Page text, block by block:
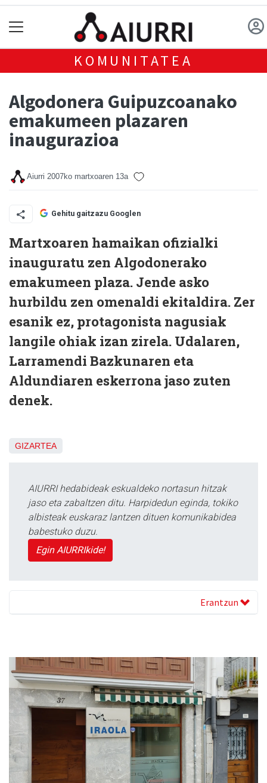
KOMUNITATEA
Algodonera Guipuzcoanako
emakumeen plazaren
inaugurazioa
Aiurri 2007ko martxoaren 13a
Gehitu gaitzazu Googlen
Martxoaren hamaikan ofizialki
inauguratu zen Algodonerako
emakumeen plaza. Jende asko
hurbildu zen omenaldi ekitaldira. Zer
esanik ez, protagonista nagusiak
langile ohiak izan zirela. Udalaren,
Larramendi Bazkunaren eta
Aldundiaren eskerrona jaso zuten
denek.
GIZARTEA
AIURRI hedabideak eskualdeko nortasun hitzak
jaso eta zabaltzen ditu. Harpidedun eginda, tokiko
albisteak euskaraz lantzen dituen komunikabidea
babestuko duzu.
Egin AIURRIkide!
Erantzun